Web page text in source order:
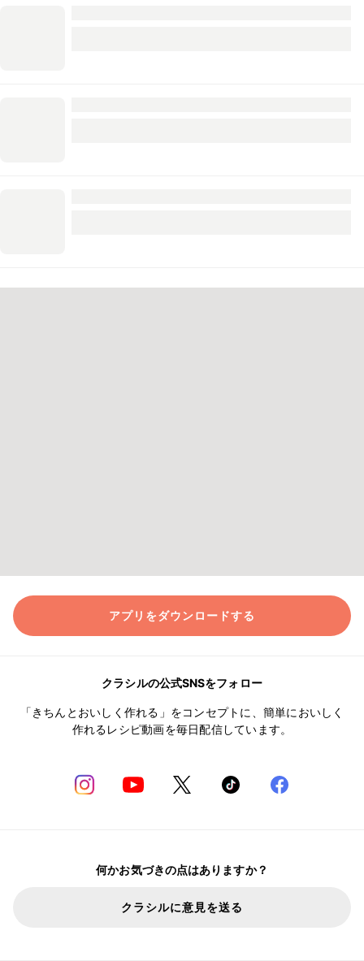
アプリをダウンロードする
クラシルの公式SNSをフォロー
「きちんとおいしく作れる」をコンセプトに、簡単においしく
作れるレシピ動画を毎日配信しています。
何かお気づきの点はありますか？
クラシルに意見を送る